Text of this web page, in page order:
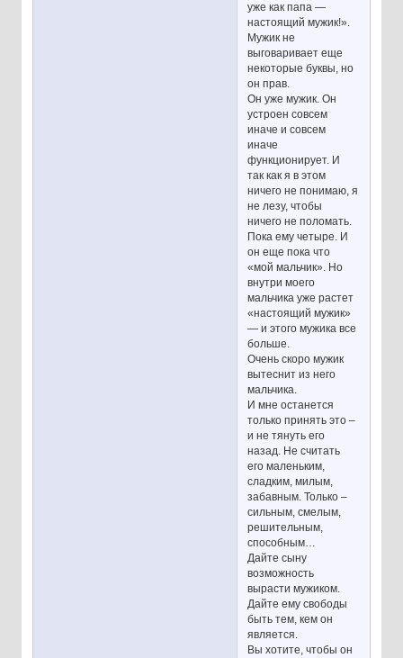
уже как папа —
настоящий мужик!».
Мужик не
выговаривает еще
некоторые буквы, но
он прав.
Он уже мужик. Он
устроен совсем
иначе и совсем
иначе
функционирует. И
так как я в этом
ничего не понимаю, я
не лезу, чтобы
ничего не поломать.
Пока ему четыре. И
он еще пока что
«мой мальчик». Но
внутри моего
мальчика уже растет
«настоящий мужик»
— и этого мужика все
больше.
Очень скоро мужик
вытеснит из него
мальчика.
И мне останется
только принять это –
и не тянуть его
назад. Не считать
его маленьким,
сладким, милым,
забавным. Только –
сильным, смелым,
решительным,
способным…
Дайте сыну
возможность
вырасти мужиком.
Дайте ему свободы
быть тем, кем он
является.
Вы хотите, чтобы он